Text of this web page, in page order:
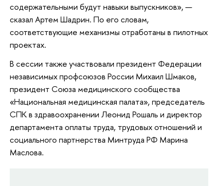
содержательными будут навыки выпускников», —
сказал Артем Шадрин. По его словам,
соответствующие механизмы отработаны в пилотных
проектах.
В сессии также участвовали президент Федерации
независимых профсоюзов России Михаил Шмаков,
президент Союза медицинского сообщества
«Национальная медицинская палата», председатель
СПК в здравоохранении Леонид Рошаль и директор
департамента оплаты труда, трудовых отношений и
социального партнерства Минтруда РФ Марина
Маслова.